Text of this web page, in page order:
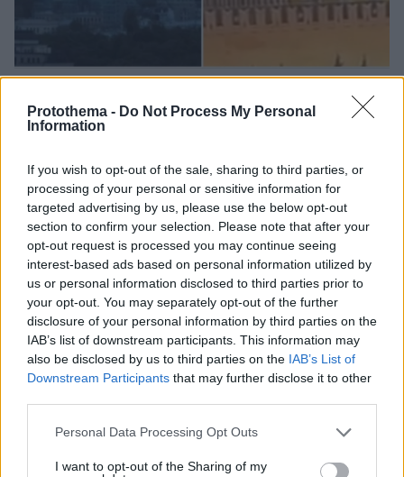
Protothema - Do Not Process My Personal
Information
If you wish to opt-out of the sale, sharing to third parties, or
processing of your personal or sensitive information for
targeted advertising by us, please use the below opt-out
section to confirm your selection. Please note that after your
opt-out request is processed you may continue seeing
interest-based ads based on personal information utilized by
us or personal information disclosed to third parties prior to
your opt-out. You may separately opt-out of the further
disclosure of your personal information by third parties on the
IAB’s list of downstream participants. This information may
also be disclosed by us to third parties on the IAB’s List of
Downstream Participants that may further disclose it to other
Please note that this website/app uses one or more Google
not limited to your visit or usage behaviour. You may click to
Personal Data Processing Opt Outs
I want to opt-out of the Sharing of my
Ο «πόλεμος» των drones: Ουκρανικό αυτό που
καταρρίφθηκε στο Κίεβο, άγνωστης προέλευσης αυτό
Η Ρωσία κατηγορεί τις ΗΠΑ ότι οργάνωσαν την
επίθεση στο Κρεμλίνο - Κύμα επιθέσεων της Μόσχας
στη Χερσώνα - Στη Χάγη ο Ζελένσκι